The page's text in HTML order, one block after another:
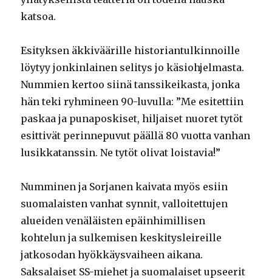
katsoa.
Esityksen äkkiväärille historiantulkinnoille
löytyy jonkinlainen selitys jo käsiohjelmasta.
Nummien kertoo siinä tanssikeikasta, jonka
hän teki ryhmineen 90-luvulla: ”Me esitettiin
paskaa ja punaposkiset, hiljaiset nuoret tytöt
esittivät perinnepuvut päällä 80 vuotta vanhan
lusikkatanssin. Ne tytöt olivat loistavia!”
Numminen ja Sorjanen kaivata myös esiin
suomalaisten vanhat synnit, valloitettujen
alueiden venäläisten epäinhimillisen
kohtelun ja sulkemisen keskitysleireille
jatkosodan hyökkäysvaiheen aikana.
Saksalaiset SS-miehet ja suomalaiset upseerit